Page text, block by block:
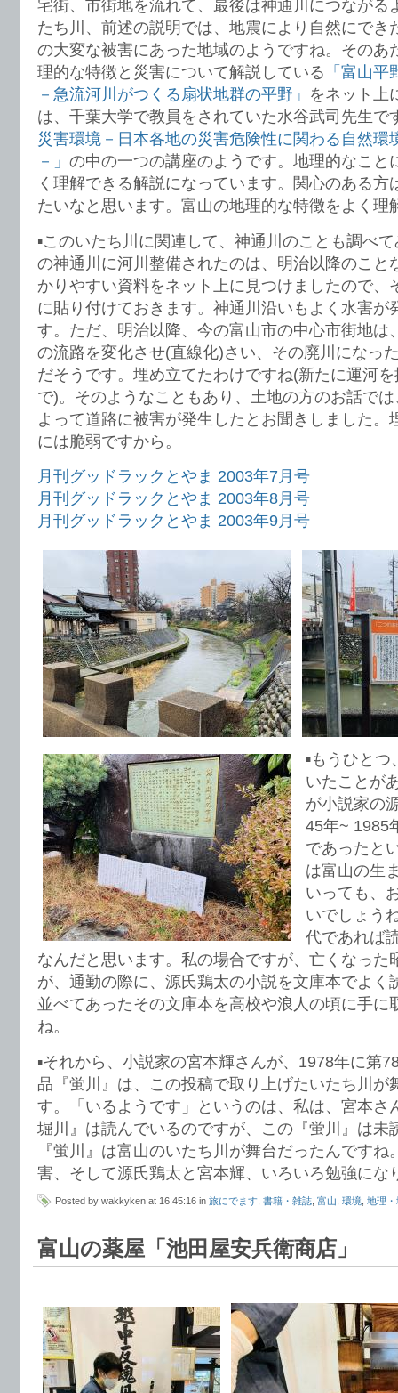
宅街、市街地を流れて、最後は神通川につながる
たち川、前述の説明では、地震により自然にでき
の大変な被害にあった地域のようですね。そのあ
理的な特徴と災害について解説している 「富山
－急流河川がつくる扇状地群の平野」 をネット上
は、千葉大学で教員をされていた水谷武司先生で
災害環境－日本各地の災害危険性に関わる自然環
－」 の中の一つの講座のようです。地理的なこと
く理解できる解説になっています。関心のある方
たいなと思います。富山の地理的な特徴をよく理
▪️このいたち川に関連して、神通川のことも調べ
の神通川に河川整備されたのは、明治以降のこと
かりやすい資料をネット上に見つけましたので、
に貼り付けておきます。神通川沿いもよく水害が
す。ただ、明治以降、今の富山市の中心市街地は
の流路を変化させ(直線化)さい、その廃川になっ
だそうです。埋め立てたわけですね(新たに運河
で)。そのようなこともあり、土地の方のお話で
よって道路に被害が発生したとお聞きしました。
には脆弱ですから。
月刊グッドラックとやま 2003年7月号
月刊グッドラックとやま 2003年8月号
月刊グッドラックとやま 2003年9月号
▪️もうひと
いたことが
が小説家の
45年~ 1985
であったと
は富山の生
いっても、
いでしょう
代であれば
なんだと思います。私の場合ですが、亡くなった
が、通勤の際に、源氏鶏太の小説を文庫本でよく
並べてあったその文庫本を高校や浪人の頃に手に
ね。
▪️それから、小説家の宮本輝さんが、1978年に第
品『蛍川』は、この投稿で取り上げたいたち川が
す。「いるようです」というのは、私は、宮本さ
堀川』は読んでいるのですが、この『蛍川』は未
『蛍川』は富山のいたち川が舞台だったんです
害、そして源氏鶏太と宮本輝、いろいろ勉強にな
Posted by wakkyken at 16:45:16 in 旅にでます 書籍・雑誌 富山 環境 地理
富山の薬屋「池田屋安兵衛商店」